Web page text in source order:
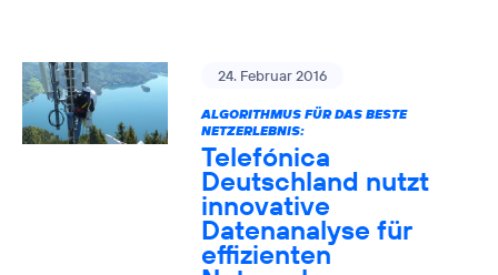
24. Februar 2016
ALGORITHMUS FÜR DAS BESTE
NETZERLEBNIS:
Telefónica
Deutschland nutzt
innovative
Datenanalyse für
effizienten